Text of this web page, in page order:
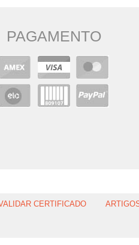
PAGAMENTO
CERTIFICADO